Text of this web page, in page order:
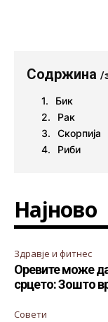
Содржина /
Бик
Рак
Скорпија
Риби
Најново
Здравје и фитнес
Оревите може
срцето: Зошто
Совети